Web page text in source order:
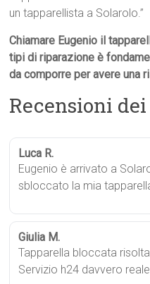
un tapparellista a Solarolo.”
Chiamare Eugenio il
tipi di riparazione è
da comporre per avere una
Recensioni
Luca R.
Eugenio è arrivato a
sbloccato la mia
Giulia M.
Tapparella bloccata
Servizio h24 davvero